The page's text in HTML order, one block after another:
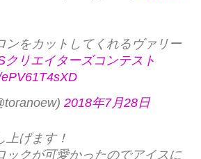
ンをカットしてくれるヴァリー
クリエイターズコンテスト
2018年7月28日
上げます！
ックが可愛かったのでアイスに